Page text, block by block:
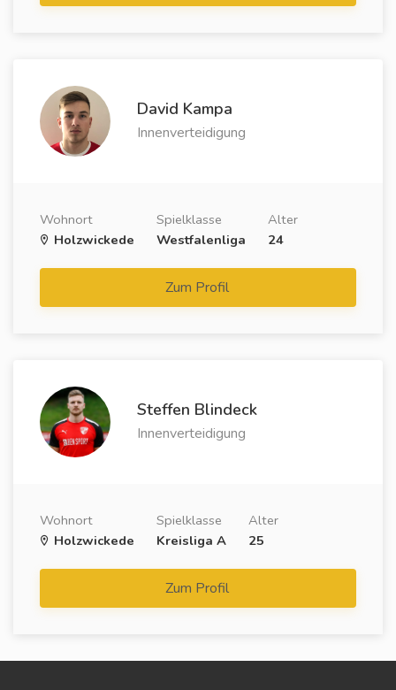
David Kampa
Innenverteidigung
Wohnort
Holzwickede
Spielklasse
Westfalenliga
Alter
24
Zum Profil
Steffen Blindeck
Innenverteidigung
Wohnort
Holzwickede
Spielklasse
Kreisliga A
Alter
25
Zum Profil